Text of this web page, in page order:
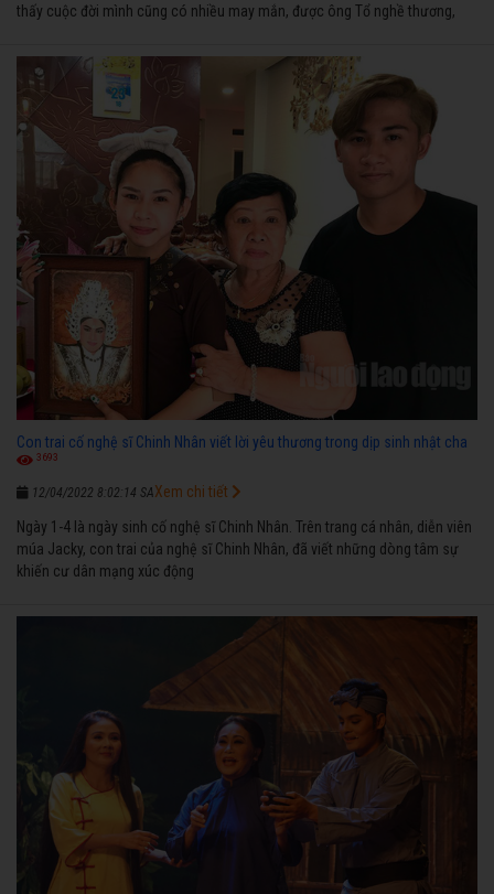
thấy cuộc đời mình cũng có nhiều may mắn, được ông Tổ nghề thương,
ngược nhận được những cơ may để từng bước thành danh với nghiệp ca
diễn”.
Con trai cố nghệ sĩ Chinh Nhân viết lời yêu thương trong dịp sinh nhật cha
3693
12/04/2022 8:02:14 SA
Ngày 1-4 là ngày sinh cố nghệ sĩ Chinh Nhân. Trên trang cá nhân, diễn viên
múa Jacky, con trai của nghệ sĩ Chinh Nhân, đã viết những dòng tâm sự
khiến cư dân mạng xúc động
Xem chi tiết